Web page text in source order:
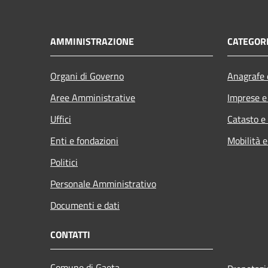
AMMINISTRAZIONE
Organi di Governo
Aree Amministrative
Uffici
Enti e fondazioni
Politici
Personale Amministrativo
Documenti e dati
Imprese
Catasto
Mobilità
CONTATTI